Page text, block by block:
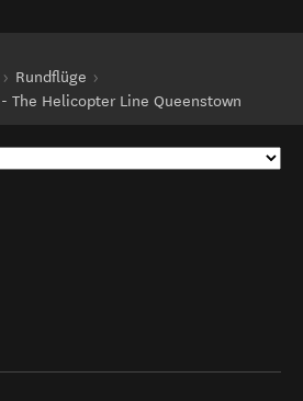
Rundflüge
The Helicopter Line Queenstown